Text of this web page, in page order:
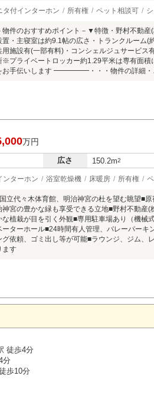
タ付インターホン 所有権 ペット相談可
物件のおすすめポイント－▼特徴・野村不動
置・主寝室は約9.1帖の広さ・トランクルーム
用施設有(一部有料)・コンシェルジュサービ
※プライベートロッカー約1.29平米は専有面
お手伝いします ━━━━━・・・物件の詳細・
万円
広さ 150.2m2
ンターホン 浴室乾燥機 床暖房 所有権
立代々木体育館、明治神宮の杜を望む眺望■
神宮の豊かな緑も享受できる立地■野村不動産
な植栽が目を引く外観■専用駐車場あり（機械
ーターホール■24時間有人管理、バレーパーキ
グ依頼、ゴミ出し等が可能■ラウンジ、ジム
ます
徒歩4分
分
歩10分